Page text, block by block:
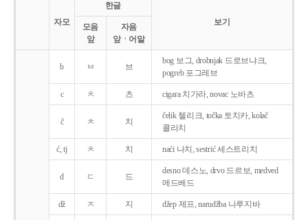
자모
한글
보기
모음
앞
자음
앞ㆍ어말
b ㅂ 브
bog 보그, drobnjak 드로브냐크,
pogreb 포그레브
c ㅊ 츠 cigara 치가라, novac 노바츠
č ㅊ 치
čelik 첼리크, točka 토치카, kolač
콜라치
ć, tj ㅊ 치 naći 나치, sestrić 세스트리치
d ㄷ 드
desno 데스노, drvo 드르보, medved
메드베드
dž ㅈ 지 džep 제프, narudžba 나루지바